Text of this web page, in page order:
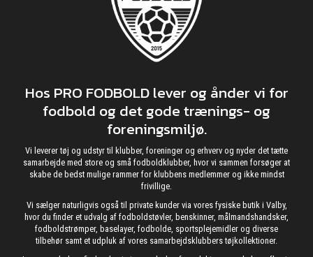
Hos PRO FODBOLD lever og ånder vi for
fodbold og det gode trænings- og
foreningsmiljø.
Vi leverer tøj og udstyr til klubber, foreninger og erhverv og nyder det tætte
samarbejde med store og små fodboldklubber, hvor vi sammen forsøger at
skabe de bedst mulige rammer for klubbens medlemmer og ikke mindst
frivillige.
Vi sælger naturligvis også til private kunder via vores fysiske butik i Valby,
hvor du finder et udvalg af fodboldstøvler, benskinner, målmandshandsker,
fodboldstrømper, baselayer, fodbolde, sportsplejemidler og diverse
tilbehør samt et udpluk af vores samarbejdsklubbers tøjkollektioner.